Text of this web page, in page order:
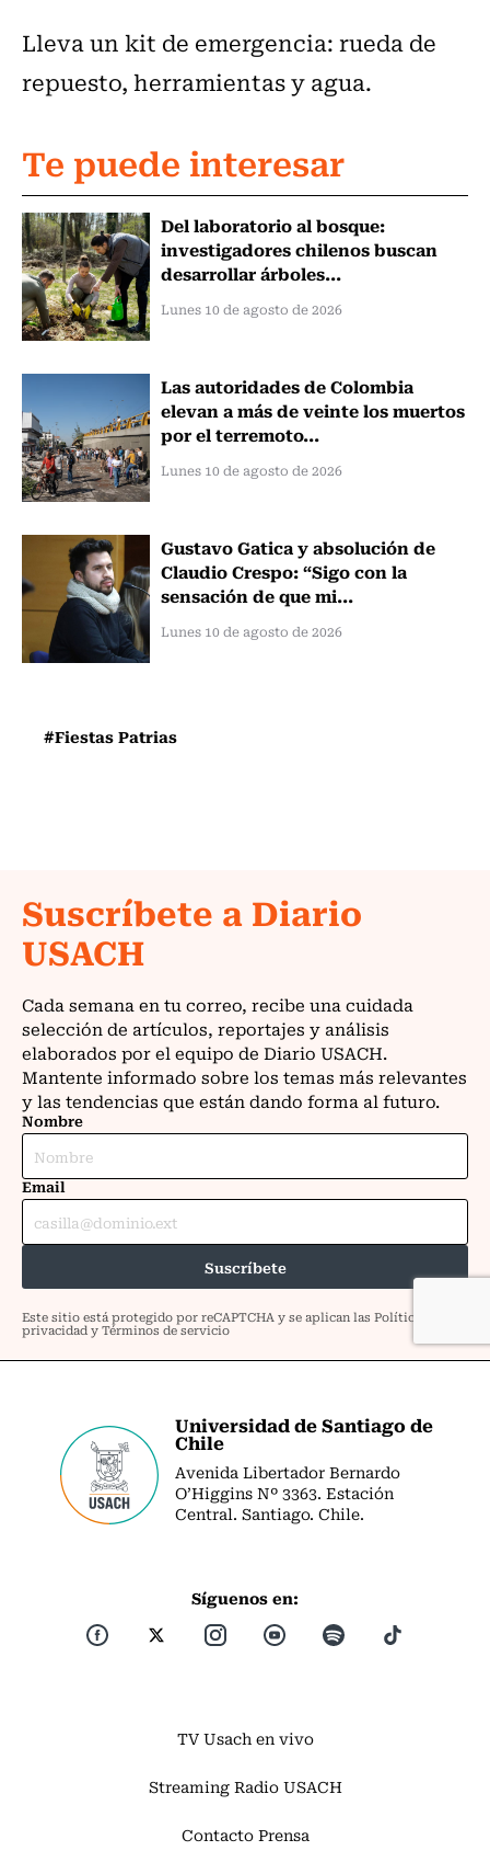
Lleva un kit de emergencia: rueda de
repuesto, herramientas y agua.
Te puede interesar
Del laboratorio al bosque:
investigadores chilenos buscan
desarrollar árboles...
Lunes 10 de agosto de 2026
Las autoridades de Colombia
elevan a más de veinte los muertos
por el terremoto...
Lunes 10 de agosto de 2026
Gustavo Gatica y absolución de
Claudio Crespo: “Sigo con la
sensación de que mi...
Lunes 10 de agosto de 2026
#Fiestas Patrias
Universidad de Santiago de
Chile
Avenida Libertador Bernardo
O’Higgins Nº 3363. Estación
Central. Santiago. Chile.
Síguenos en:
TV Usach en vivo
Streaming Radio USACH
Contacto Prensa